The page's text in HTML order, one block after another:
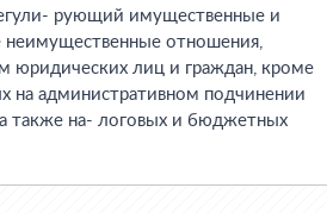
рующий имущественные и
неимущественные отношения,
юридических лиц и граждан, кроме
на административном подчинении
также на- логовых и бюджетных